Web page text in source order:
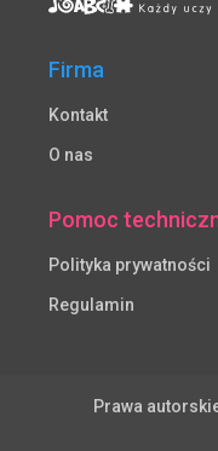
Firma
Kontakt
O nas
Pomoc
Polityka prywatności
Regulamin
Prawa